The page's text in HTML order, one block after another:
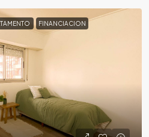
FINANCIACION